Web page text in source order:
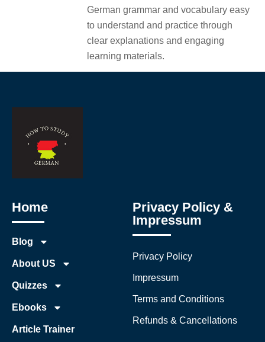
German grammar and vocabulary easy
to understand and practice through
clear explanations and engaging
learning materials.
Home
Blog
About US
Quizzes
Ebooks
Article Trainer
Privacy Policy &
Impressum
Privacy Policy
Impressum
Terms and Conditions
Refunds & Cancellations